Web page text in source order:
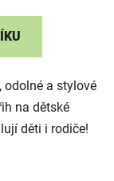
odolné a stylové
na dětské
děti i rodiče!